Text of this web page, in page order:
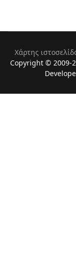
Χάρτης
Copyright © 2009-